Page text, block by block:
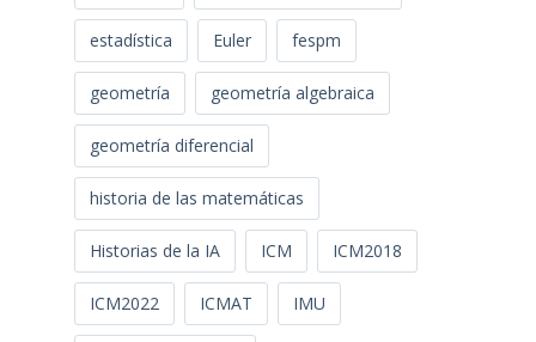
estadística Euler fespm
geometría geometría algebraica
geometría diferencial
historia de las matemáticas
Historias de la IA ICM ICM2018
ICM2022 ICMAT IMU